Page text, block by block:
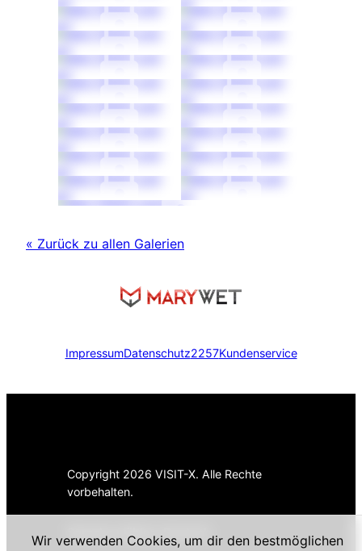
« Zurück zu allen Galerien
ImpressumDatenschutz2257Kundenservice
Copyright 2026 VISIT-X. Alle Rechte
vorbehalten.
Wir verwenden Cookies, um dir den bestmöglichen